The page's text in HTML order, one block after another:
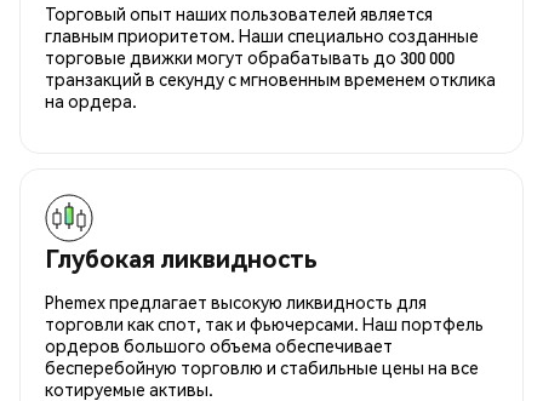
Торговый опыт наших пользователей является
главным приоритетом. Наши специально созданные
торговые движки могут обрабатывать до 300 000
транзакций в секунду с мгновенным временем отклика
на ордера.
Глубокая ликвидность
Phemex предлагает высокую ликвидность для
торговли как спот, так и фьючерсами. Наш портфель
ордеров большого объема обеспечивает
бесперебойную торговлю и стабильные цены на все
котируемые активы.